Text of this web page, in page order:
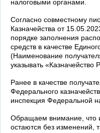
налоговыми органами.
Согласно совместному
Казначейства от
порядке заполнения
средств в качестве
(Наименование
указывать
Ранее в качестве
Федерального
инспекция Федеральной
Обращаем внимание, что
остаются без изменений,